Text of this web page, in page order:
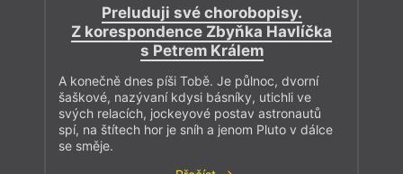
Preluduji své chorobopisy.
Z korespondence Zbyňka Havlíčka
s Petrem Králem
A konečně dnes píši Tobě. Je půlnoc, dvorní
šaškové, nazývaní kdysi básníky, utichli ve
svých relacích, jockeyové postav astronautů
spí, na štítech hor je sníh a jenom Pluto v dálce
se směje.